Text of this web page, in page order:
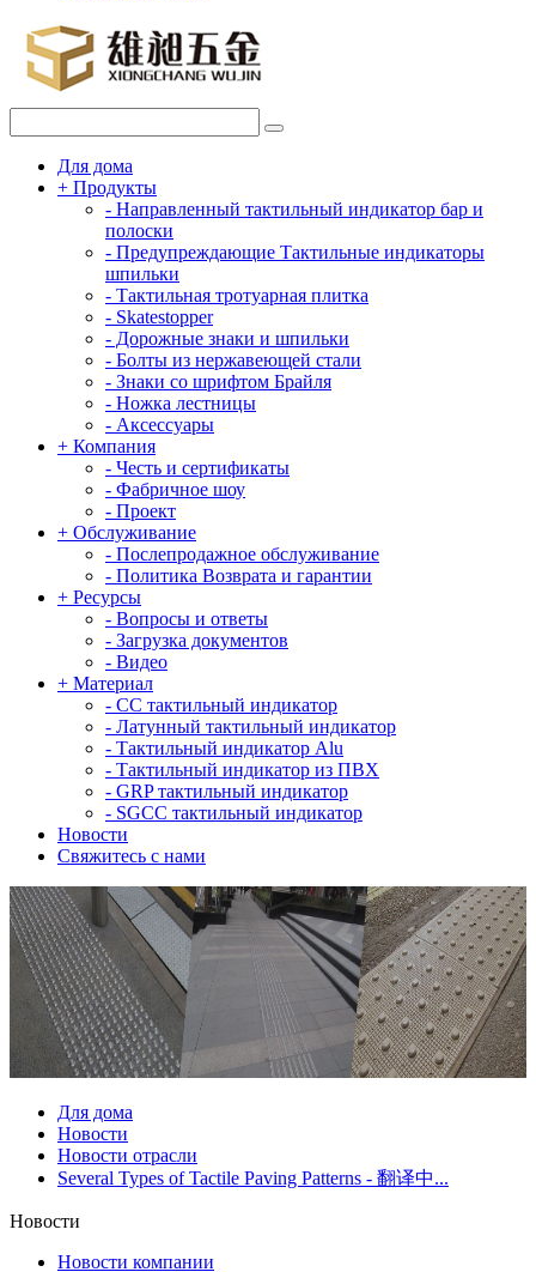
Для дома
+ Продукты
- Направленный тактильный индикатор бар и
полоски
- Предупреждающие Тактильные индикаторы
шпильки
- Тактильная тротуарная плитка
- Skatestopper
- Дорожные знаки и шпильки
- Болты из нержавеющей стали
- Знаки со шрифтом Брайля
- Ножка лестницы
- Аксессуары
+ Компания
- Честь и сертификаты
- Фабричное шоу
- Проект
+ Обслуживание
- Послепродажное обслуживание
- Политика Возврата и гарантии
+ Ресурсы
- Вопросы и ответы
- Загрузка документов
- Видео
+ Материал
- СС тактильный индикатор
- Латунный тактильный индикатор
- Тактильный индикатор Alu
- Тактильный индикатор из ПВХ
- GRP тактильный индикатор
- SGCC тактильный индикатор
Новости
Свяжитесь с нами
Для дома
Новости
Новости отрасли
Several Types of Tactile Paving Patterns - 翻译中...
Новости
Новости компании